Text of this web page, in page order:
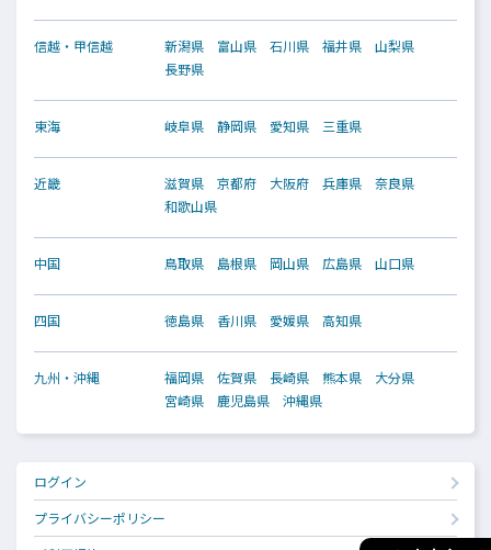
信越・甲信越 新潟県 富山県 石川県 福井県
山梨県
長野県
東海 岐阜県 静岡県 愛知県 三重県
近畿 滋賀県 京都府 大阪府 兵庫県
奈良県
和歌山県
中国 鳥取県 島根県 岡山県 広島県 山口県
四国 徳島県 香川県 愛媛県 高知県
九州・沖縄 福岡県 佐賀県 長崎県 熊本県
大分県
宮崎県
鹿児島県 沖縄県
ログイン
プライバシーポリシー